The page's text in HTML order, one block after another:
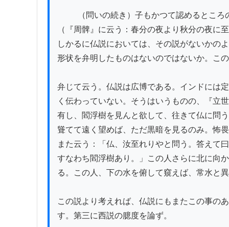
（『周髀』に云う：春分の夜より秋分の夜
しかるに仏説においては、その説がないかの
形状を弁明したものはないのではないか。こ
弁じて云う。仏説は広博である。インドには
く伝わっていない。そうはいうものの、『立
有し、閻浮樹を見んと欲して、往きて仏に問
聳てて遠く望めば、ただ黒暗を見るのみ。怖
また云う：「仏、汝至れりやと問う。答えて
すなわち閻浮樹あり。」この人さらに北に向
る。この人、下の水を俯して窺えば、常水と
この説より考えれば、仏説にもまたこの事の
す。第三に西説の臆度を論ず。